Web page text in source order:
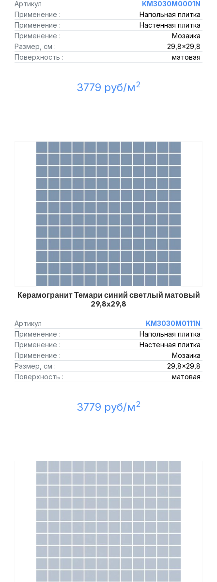
Артикул
KM3030M0001N
Применение :
Напольная плитка
Применение :
Настенная плитка
Применение :
Мозаика
Размер, см :
29,8x29,8
Поверхность :
матовая
3779 руб/м2
Керамогранит Темари синий светлый матовый
29,8x29,8
Артикул
KM3030M0111N
Применение :
Напольная плитка
Применение :
Настенная плитка
Применение :
Мозаика
Размер, см :
29,8x29,8
Поверхность :
матовая
3779 руб/м2